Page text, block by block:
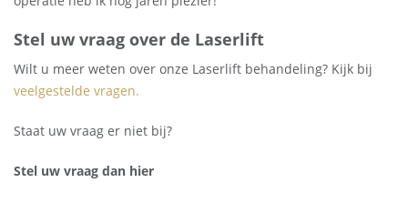
Stel uw vraag over de Laserlift
Wilt u meer weten over onze Laserlift behandeling? Kijk bij
veelgestelde vragen.
Staat uw vraag er niet bij?
Stel uw vraag dan hier